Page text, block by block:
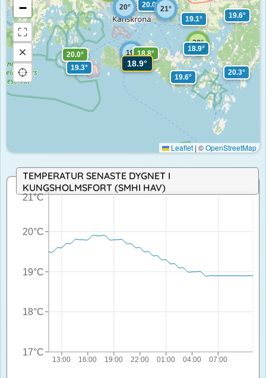
20°
18.8°
20.0°
20.3°
19.6°
18.9°
19.6°
19.1°
21°
19.3°
20.0°
20°
19°
18.9°
−
Leaflet | ©OpenStreetMap
TEMPERATUR SENASTE DYGNET I
KUNGSHOLMSFORT (SMHI HAV)
13:00 16:00 19:00 22:00 01:00 04:00 07:00
17°C
18°C
19°C
20°C
21°C